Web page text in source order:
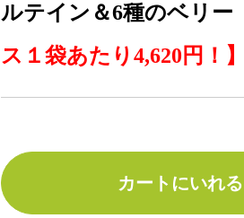
ルテイン＆6種のベリー
ス１袋あたり4,620円！】